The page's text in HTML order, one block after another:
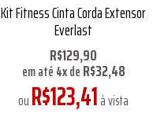
Kit Fitness Cinta Corda Extensor
Everlast
R$129,90
em até4xdeR$32,48
ouR$123,41à vista